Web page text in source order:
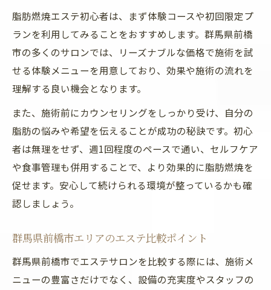
脂肪燃焼エステ初心者は、まず体験コースや初回限定プ
ランを利用してみることをおすすめします。群馬県前橋
市の多くのサロンでは、リーズナブルな価格で施術を試
せる体験メニューを用意しており、効果や施術の流れを
理解する良い機会となります。
また、施術前にカウンセリングをしっかり受け、自分の
脂肪の悩みや希望を伝えることが成功の秘訣です。初心
者は無理をせず、週1回程度のペースで通い、セルフケア
や食事管理も併用することで、より効果的に脂肪燃焼を
促せます。安心して続けられる環境が整っているかも確
認しましょう。
群馬県前橋市エリアのエステ比較ポイント
群馬県前橋市でエステサロンを比較する際には、施術メ
ニューの豊富さだけでなく、設備の充実度やスタッフの